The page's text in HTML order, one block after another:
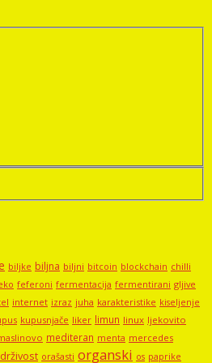
biljke biljna biljni bitcoin blockchain chilli
feferoni fermentacija fermentirani gljive
internet izraz juha karakteristike kiseljenje
kupusnjače liker limun linux ljekovito
mediteran menta mercedes
orašasti organski os paprike